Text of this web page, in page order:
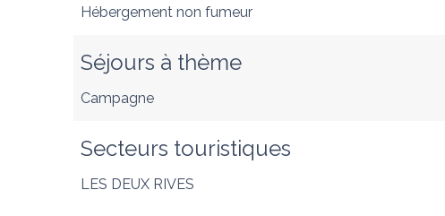
Hébergement non fumeur
Séjours à thème
Campagne
Secteurs touristiques
LES DEUX RIVES